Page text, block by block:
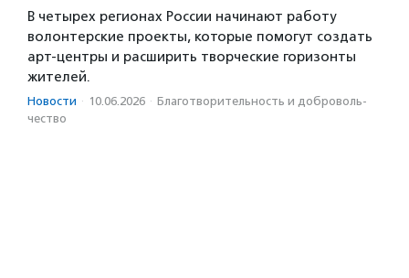
В четырех регионах России начинают работу
волонтерские проекты, которые помогут создать
арт-центры и расширить творческие горизонты
жителей.
Новости · 10.06.2026 · Благотвори­тель­ность и доброволь­
чест­во